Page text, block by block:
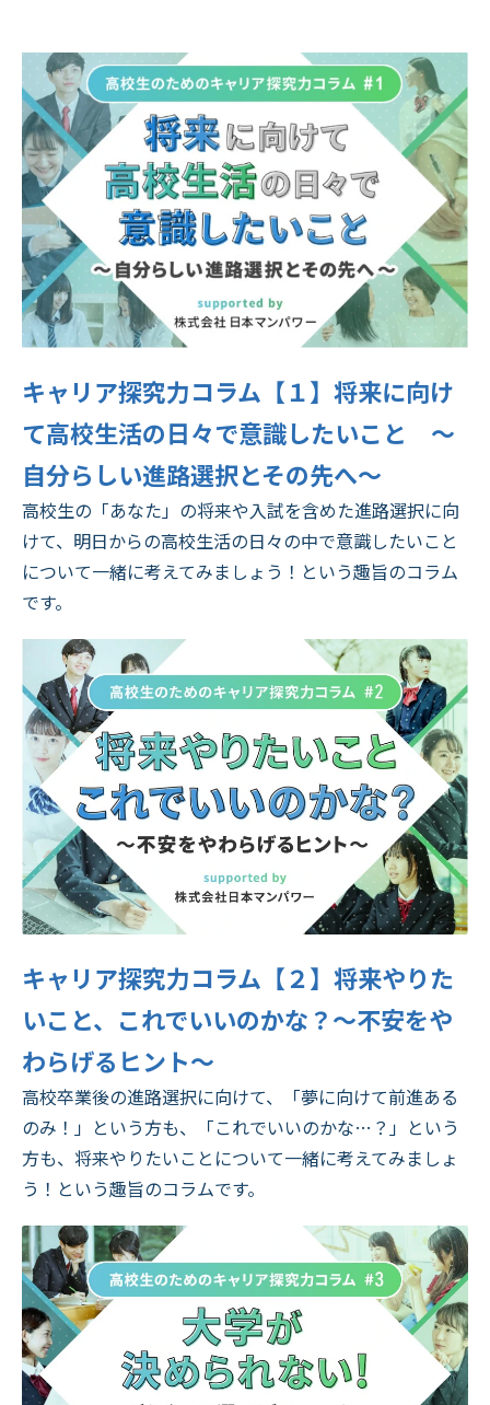
キャリア探究力コラム【１】将来に向け
て高校生活の日々で意識したいこと ～
自分らしい進路選択とその先へ～
高校生の「あなた」の将来や入試を含めた進路選択に向
けて、明日からの高校生活の日々の中で意識したいこと
について一緒に考えてみましょう！という趣旨のコラム
です。
キャリア探究力コラム【２】将来やりた
いこと、これでいいのかな？～不安をや
わらげるヒント～
高校卒業後の進路選択に向けて、「夢に向けて前進ある
のみ！」という方も、「これでいいのかな…？」という
方も、将来やりたいことについて一緒に考えてみましょ
う！という趣旨のコラムです。